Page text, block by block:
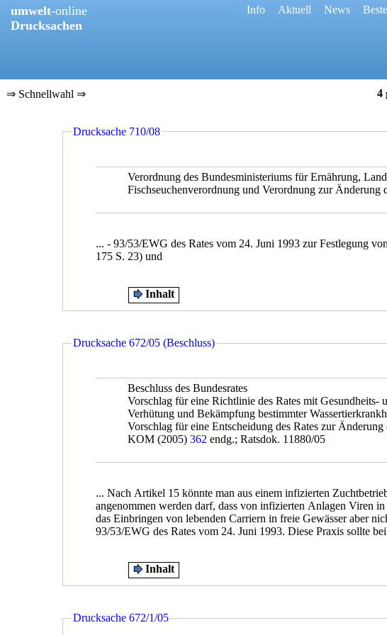
umwelt-online
Drucksachen
Info Aktuell News] [
4
⇒ Schnellwahl ⇒
Drucksache 710/08
Verordnung des Bundesministeriums für Ernährung,
Fischseuchenverordnung und Verordnung zur Änderung
... - 93/53/EWG des Rates vom 24. Juni 1993 zur Festlegung
175 S. 23) und
Inhalt
Drucksache
und Ziel
B.Lösung
C.
Alternativen
D.
Finanzielle
auf die
Haushalte
E.Sonstige
Kosten
F.
Bürokratiekosten
Fischseuchenverordnung*
und
Verordnung
Änderung
der
Drucksache 672/05 (Beschluss)
Beschluss des Bundesrates
Vorschlag für eine Richtlinie des Rates mit
Verhütung und Bekämpfung bestimmter
Vorschlag für eine Entscheidung des Rates zur
KOM (2005)362 endg.; Ratsdok. 11880/05
... Nach Artikel 15 könnte man aus einem infizierten
angenommen werden darf, dass von infizierten Anlagen Viren
das Einbringen von lebenden Carriern in freie Gewässer aber
93/53/EWG des Rates vom 24. Juni 1993. Diese Praxis sollte
Inhalt
Drucksache
Drucksache 672/1/05